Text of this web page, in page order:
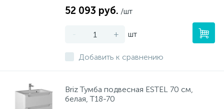
52 093 руб. /шт
- + шт
Добавить к сравнению
Briz Тумба подвесная ESTEL 70 см,
белая, Т18-70